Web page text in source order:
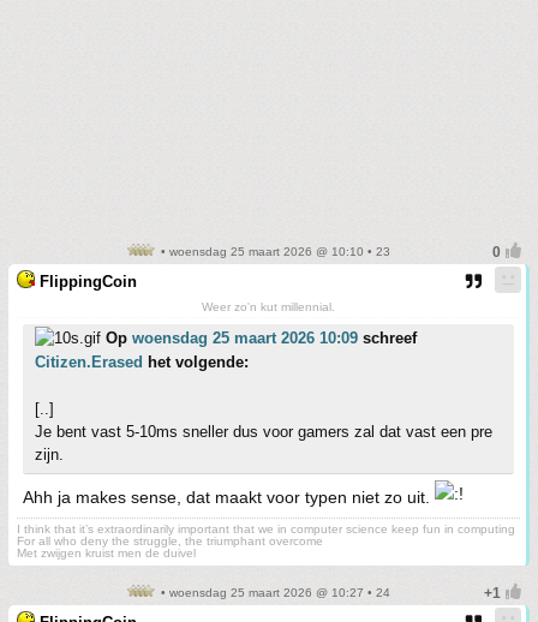
• woensdag 25 maart 2026 @ 10:10 • 23
FlippingCoin
Weer zo'n kut millennial.
Op woensdag 25 maart 2026 10:09 schreef
Citizen.Erased het volgende:
[..]
Je bent vast 5-10ms sneller dus voor gamers zal dat vast een pre
zijn.
Ahh ja makes sense, dat maakt voor typen niet zo uit.
I think that it’s extraordinarily important that we in computer science keep fun in computing
For all who deny the struggle, the triumphant overcome
Met zwijgen kruist men de duivel
• woensdag 25 maart 2026 @ 10:27 • 24